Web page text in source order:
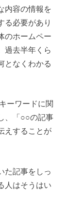
内容の情報を
る必要があり
のホームペー
過去半年くら
となくわかる
ーワードに関
、「○○の記事
えすることが
た記事をしっ
人はそうはい